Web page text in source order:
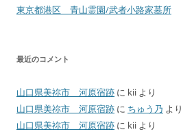
東京都港区 青山霊園/武者小路家墓所
最近のコメント
山口県美祢市 河原宿跡 に kii より
山口県美祢市 河原宿跡 に ちゅう乃 より
山口県美祢市 河原宿跡 に kii より